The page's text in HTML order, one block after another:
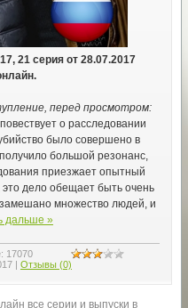
21 серия от 28.07.2017
перед просмотром:
о расследовании
было совершено в
большой резонанс,
приезжает опытный
это дело обещает быть очень
множество людей, и
дальше »
17070
| Отзывы (0)
все серии и выпуски в